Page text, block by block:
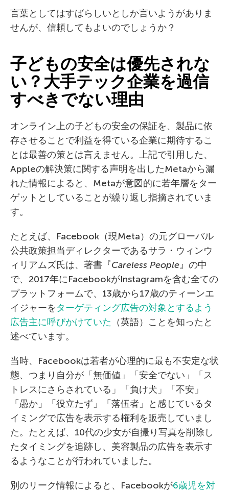
言葉としてはすばらしいとしか言いようがありま
せんが、信頼してもよいのでしょうか？
子どもの安全は優先されな
い？大手テック企業を過信
すべきでない理由
オンライン上の子どもの安全の保証を、製品に依
存させることで利益を得ている企業に期待するこ
とは最善の策とは言えません。上記で引用した、
Appleの解決策に関する声明を出したMetaから漏
れた情報によると、Metaが意図的に若年層をター
ゲットとしていることが繰り返し指摘されていま
す。
たとえば、Facebook（現Meta）の元グローバル
公共政策担当ディレクターであるサラ・ウィンウ
ィリアムズ氏は、著書『Careless People』の中
で、2017年にFacebookがInstagramを含む全ての
プラットフォームで、13歳から17歳のティーンエ
イジャーをターゲティング広告の対象とするよう
広告主に呼びかけていた （英語）ことを知ったと
述べています。
当時、Facebookは若者が心理的に最も不安定な状
態、つまり自分が「無価値」「安全でない」「ス
トレスにさらされている」「負け犬」「不安」
「愚か」「役立たず」「落伍者」と感じているタ
イミングで広告を表示する権利を販売していまし
た。たとえば、10代の少女が自撮り写真を削除し
たタイミングを追跡し、美容製品の広告を表示す
るようなことが行われていました。
別のリーク情報によると、Facebookが6歳児を対